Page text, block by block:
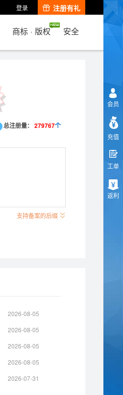
登录 注册有礼
商标 · 版权 安全
总注册量： 279767个
支持备案的后缀
2026-08-05
2026-08-05
2026-08-05
2026-08-05
2026-07-31
会员
充值
工单
返利